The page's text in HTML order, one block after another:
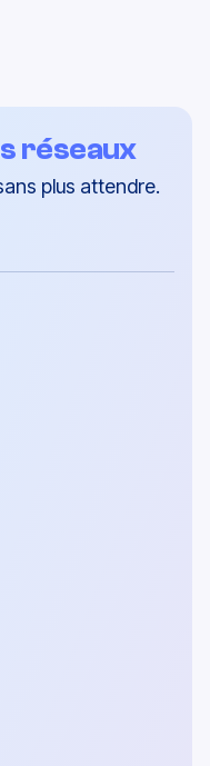
réseaux
plus attendre.